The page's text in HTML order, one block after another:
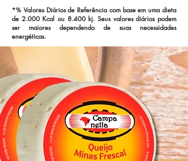
*% Valores Diários de Referência com base em uma dieta
de 2.000 Kcal ou 8.400 kj. Seus valores diários podem
ser maiores dependendo de suas necessidades
energéticas.